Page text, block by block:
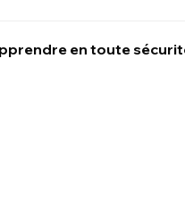
en toute